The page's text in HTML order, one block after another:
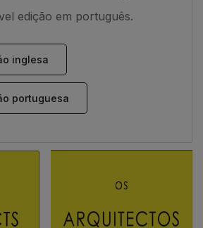
edição em português.
inglesa
portuguesa